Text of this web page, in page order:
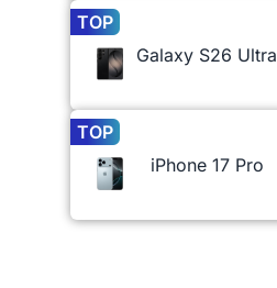
TOP
Galaxy S26 Ultra
TOP
iPhone 17 Pro